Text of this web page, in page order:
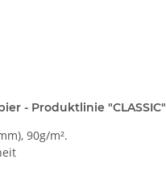
- Produktlinie "CLASSIC"
90g/m².